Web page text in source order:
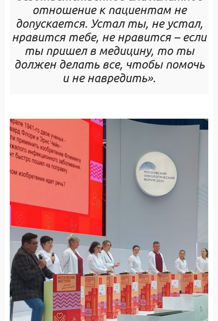
отношение к пациентам не
допускается. Устал ты, не устал,
нравится тебе, не нравится – если
ты пришел в медицину, то ты
должен делать все, чтобы помочь
и не навредить».